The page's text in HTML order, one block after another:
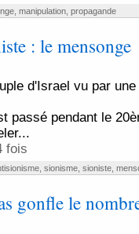
, manipulation, propagande
: le mensonge
d'Israel vu par
passé pendant le
fois
, sionisme, sioniste,
gonfle le